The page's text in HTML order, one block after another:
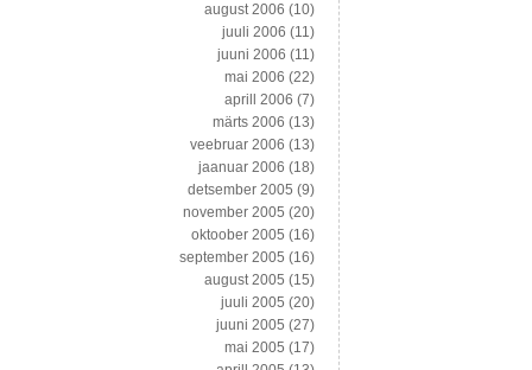
august 2006 (10)
juuli 2006 (11)
juuni 2006 (11)
mai 2006 (22)
aprill 2006 (7)
märts 2006 (13)
veebruar 2006 (13)
jaanuar 2006 (18)
detsember 2005 (9)
november 2005 (20)
oktoober 2005 (16)
september 2005 (16)
august 2005 (15)
juuli 2005 (20)
juuni 2005 (27)
mai 2005 (17)